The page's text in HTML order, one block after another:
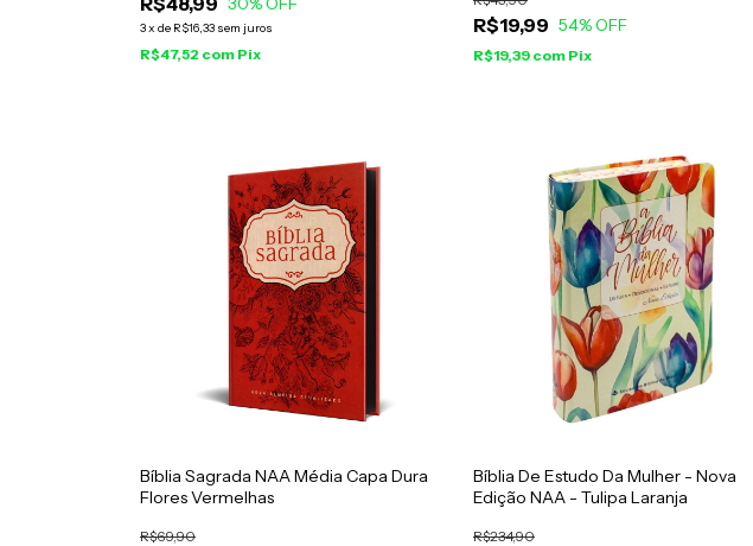
3x de R$16,33 sem juros
R$47,52 com Pix
R$19,99 54% OFF
R$19,39 com Pix
Bíblia Sagrada NAA Média Capa Dura
Flores Vermelhas
R$69,90
Bíblia De Estudo Da Mulher - Nova
Edição NAA - Tulipa Laranja
R$234,90